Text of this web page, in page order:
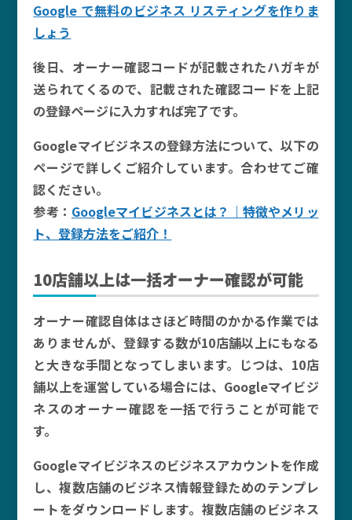
Google で無料のビジネス リスティングを作りま
しょう
後日、オーナー確認コードが記載されたハガキが
送られてくるので、記載された確認コードを上記
の登録ページに入力すれば完了です。
Googleマイビジネスの登録方法について、以下の
ページで詳しくご紹介しています。合わせてご確
認ください。
参考： Googleマイビジネスとは？｜特徴やメリッ
ト、登録方法をご紹介！
10店舗以上は一括オーナー確認が可能
オーナー確認自体はさほど時間のかかる作業では
ありませんが、登録する数が10店舗以上にもなる
と大きな手間となってしまいます。じつは、10店
舗以上を運営している場合には、Googleマイビジ
ネスのオーナー確認を一括で行うことが可能で
す。
Googleマイビジネスのビジネスアカウントを作成
し、複数店舗のビジネス情報登録ためのテンプレ
ートをダウンロードします。複数店舗のビジネス